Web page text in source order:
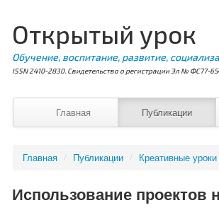
Открытый урок
Обучение, воспитание, развитие,
ISSN 2410-2830. Свидетельство о регистрации Эл № ФС77-
Главная Публикации
Главная / Публикации / Креативные уроки
Использование проектов